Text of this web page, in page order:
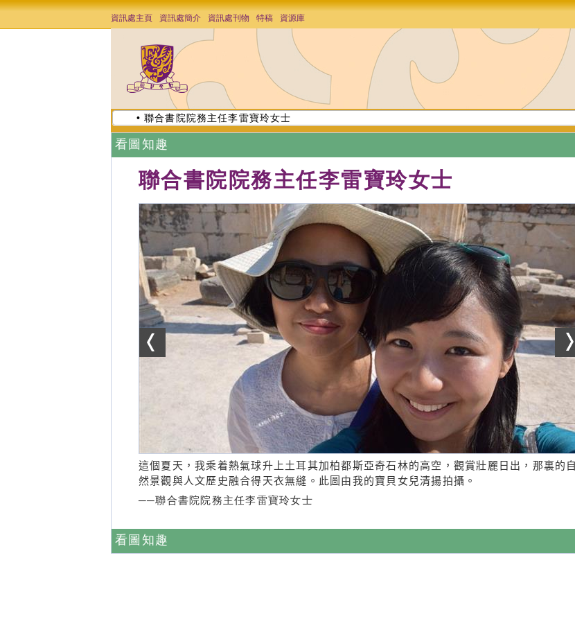
資訊處主頁 資訊處簡介 資訊處刊物 特稿 資源庫
• 聯合書院院務主任李雷寶玲女士
看圖知趣
聯合書院院務主任李雷寶玲女士
這個夏天，我乘着熱氣球升上土耳其加柏都斯亞奇石林的高空，觀賞壯麗日出，那裏的自
然景觀與人文歷史融合得天衣無縫。此圖由我的寶貝女兒清揚拍攝。
──聯合書院院務主任李雷寶玲女士
看圖知趣